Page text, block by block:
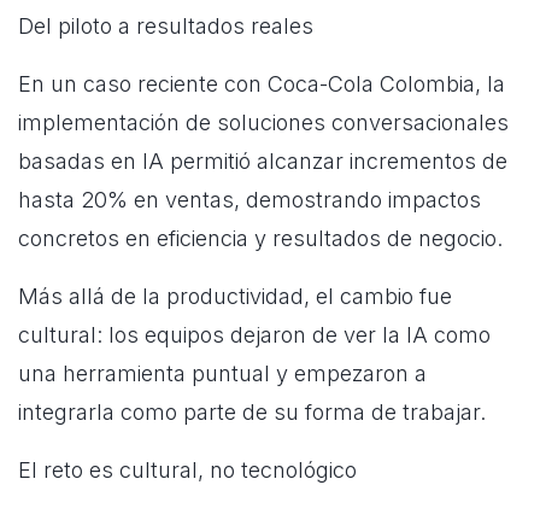
Del piloto a resultados reales
En un caso reciente con Coca-Cola Colombia, la
implementación de soluciones conversacionales
basadas en IA permitió alcanzar incrementos de
hasta 20% en ventas, demostrando impactos
concretos en eficiencia y resultados de negocio.
Más allá de la productividad, el cambio fue
cultural: los equipos dejaron de ver la IA como
una herramienta puntual y empezaron a
integrarla como parte de su forma de trabajar.
El reto es cultural, no tecnológico